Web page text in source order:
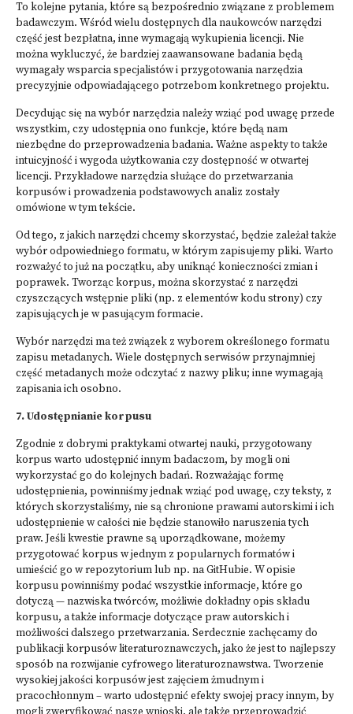
To kolejne pytania, które są bezpośrednio związane z problemem
badawczym. Wśród wielu dostępnych dla naukowców narzędzi
część jest bezpłatna, inne wymagają wykupienia licencji. Nie
można wykluczyć, że bardziej zaawansowane badania będą
wymagały wsparcia specjalistów i przygotowania narzędzia
precyzyjnie odpowiadającego potrzebom konkretnego projektu.
Decydując się na wybór narzędzia należy wziąć pod uwagę przede
wszystkim, czy udostępnia ono funkcje, które będą nam
niezbędne do przeprowadzenia badania. Ważne aspekty to także
intuicyjność i wygoda użytkowania czy dostępność w otwartej
licencji. Przykładowe narzędzia służące do przetwarzania
korpusów i prowadzenia podstawowych analiz zostały
omówione w tym tekście.
Od tego, z jakich narzędzi chcemy skorzystać, będzie zależał także
wybór odpowiedniego formatu, w którym zapisujemy pliki. Warto
rozważyć to już na początku, aby uniknąć konieczności zmian i
poprawek. Tworząc korpus, można skorzystać z narzędzi
czyszczących wstępnie pliki (np. z elementów kodu strony) czy
zapisujących je w pasującym formacie.
Wybór narzędzi ma też związek z wyborem określonego formatu
zapisu metadanych. Wiele dostępnych serwisów przynajmniej
część metadanych może odczytać z nazwy pliku; inne wymagają
zapisania ich osobno.
7. Udostępnianie korpusu
Zgodnie z dobrymi praktykami otwartej nauki, przygotowany
korpus warto udostępnić innym badaczom, by mogli oni
wykorzystać go do kolejnych badań. Rozważając formę
udostępnienia, powinniśmy jednak wziąć pod uwagę, czy teksty, z
których skorzystaliśmy, nie są chronione prawami autorskimi i ich
udostępnienie w całości nie będzie stanowiło naruszenia tych
praw. Jeśli kwestie prawne są uporządkowane, możemy
przygotować korpus w jednym z popularnych formatów i
umieścić go w repozytorium lub np. na GitHubie. W opisie
korpusu powinniśmy podać wszystkie informacje, które go
dotyczą — nazwiska twórców, możliwie dokładny opis składu
korpusu, a także informacje dotyczące praw autorskich i
możliwości dalszego przetwarzania. Serdecznie zachęcamy do
publikacji korpusów literaturoznawczych, jako że jest to najlepszy
sposób na rozwijanie cyfrowego literaturoznawstwa. Tworzenie
wysokiej jakości korpusów jest zajęciem żmudnym i
pracochłonnym – warto udostępnić efekty swojej pracy innym, by